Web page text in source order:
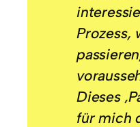
Prozess,
Dieses
für mich